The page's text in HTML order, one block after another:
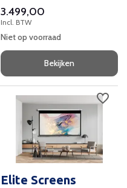
3.499,00
Incl. BTW
Niet op voorraad
Bekijken
Elite Screens